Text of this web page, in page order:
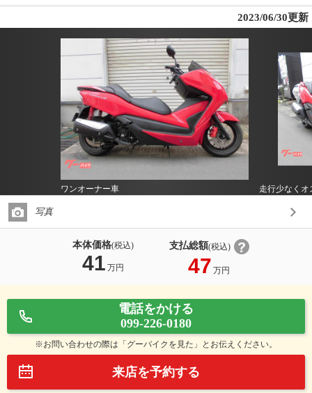
2023/06/30更新
ワンオーナー車 走行少なくオ
写真
本体価格(税込)
41 万円
支払総額(税込)
47 万円
電話をかける
099-226-0180
※お問い合わせの際は「グーバイクを見た」とお伝えください。
来店を予約する